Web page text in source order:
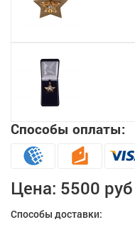
Способы оплаты:
Цена: 5500 руб
Способы доставки: